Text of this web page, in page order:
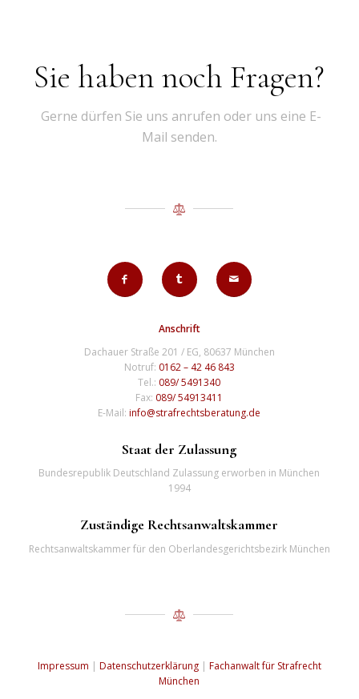
Sie haben noch Fragen?
Gerne dürfen Sie uns anrufen oder uns eine E-
Mail senden.
Anschrift
Dachauer Straße 201 / EG, 80637 München
Notruf: 0162 – 42 46 843
Tel.: 089/ 5491340
Fax: 089/ 54913411
E-Mail:info@strafrechtsberatung.de
Staat der Zulassung
Bundesrepublik Deutschland Zulassung erworben in München
1994
Zuständige Rechtsanwaltskammer
Rechtsanwaltskammer für den Oberlandesgerichtsbezirk München
Impressum | Datenschutzerklärung| Fachanwalt für Strafrecht
München